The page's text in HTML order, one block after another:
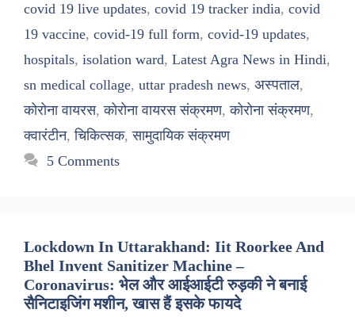
covid 19 live updates, covid 19 tracker india, covid
19 vaccine, covid-19 full form, covid-19 updates,
hospitals, isolation ward, Latest Agra News in Hindi,
sn medical collage, uttar pradesh news, अस्पताल,
कोरोना वायरस,कोरोना वायरस संक्रमण,कोरोना संक्रमण,
क्वारंटीन,चिकित्सक,सामुदायिक संक्रमण
5 Comments
Lockdown In Uttarakhand: Iit Roorkee And
Bhel Invent Sanitizer Machine –
Coronavirus: भेल और आईआईटी रुड़की ने बनाई
सैनिटाइजिंग मशीन, खास हैं इसके फायदे